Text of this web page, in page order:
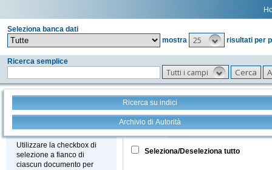
Seleziona banca dati
mostra
25 risultati per
Ricerca semplice
Tutti i campi
Ricerca su indici
Archivio di Autorità
Stampa - Email - Export
Utilizzare la checkbox di
selezione a fianco di
ciascun documento per
Tutto +
Seleziona/Deseleziona tutto